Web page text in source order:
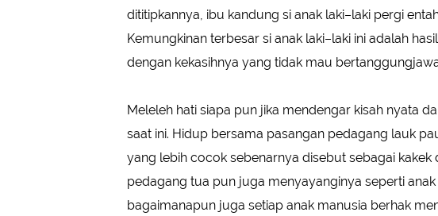
dititipkannya, ibu kandung si anak laki–laki pergi
Kemungkinan terbesar si anak laki–laki ini adalah
dengan kekasihnya yang tidak mau
Meleleh hati siapa pun jika mendengar kisah nyata
saat ini. Hidup bersama pasangan pedagang lauk
yang lebih cocok sebenarnya disebut sebagai kakek
pedagang tua pun juga menyayanginya seperti
bagaimanapun juga setiap anak manusia berhak